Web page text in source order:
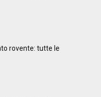
rovente: tutte le